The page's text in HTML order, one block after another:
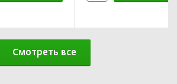
Смотреть все